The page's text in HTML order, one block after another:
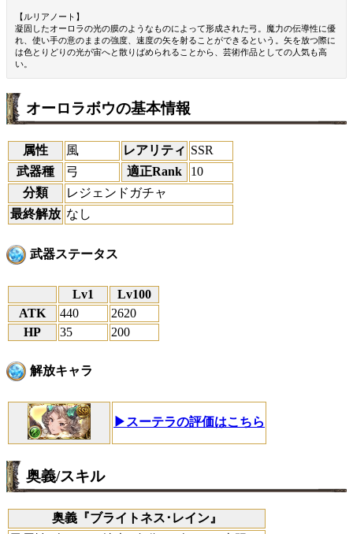
【ルリアノート】
凝固したオーロラの光の膜のようなものによって形成された弓。魔力の伝導性に優
れ、使い手の意のままの強度、速度の矢を射ることができるという。矢を放つ際に
は色とりどりの光が宙へと散りばめられることから、芸術作品としての人気も高
い。
オーロラボウの基本情報
属性 風 レアリティ SSR
武器種
弓 適正Rank
10
分類
レジェンドガチャ
最終解放 なし
武器ステータス
Lv1
Lv100
ATK
440
2620
HP
35 200
解放キャラ
▶スーテラの評価はこちら
奥義/スキル
奥義『ブライトネス･レイン』